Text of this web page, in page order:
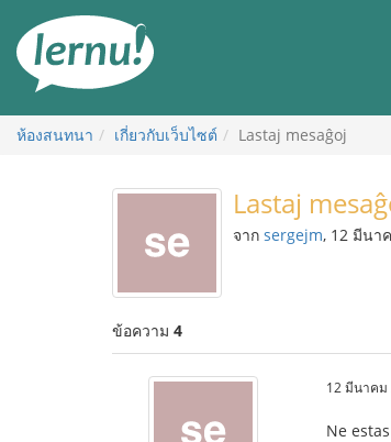
สารบัญ
ห้องสนทนา เกี่ยวกับเว็บไซต์ Lastaj mesaĝoj
Lastaj
จาก sergejm, 12 มีนา
ข้อความ 4
12 มีนาคม
Ne